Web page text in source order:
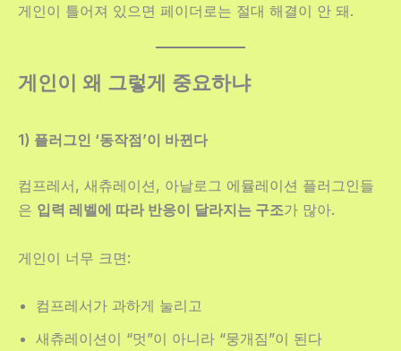
게인이 틀어져 있으면 페이더로는 절대 해결이 안 돼.
게인이 왜 그렇게 중요하냐
1) 플러그인 ‘동작점’이 바뀐다
컴프레서, 새츄레이션, 아날로그 에뮬레이션 플러그인들
은 입력 레벨에 따라 반응이 달라지는 구조가 많아.
게인이 너무 크면:
컴프레서가 과하게 눌리고
새츄레이션이 “멋”이 아니라 “뭉개짐”이 된다